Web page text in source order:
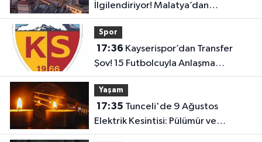
İlgilendiriyor! Malatya’dan
Bakanlığa “İl Emri” Çağrısı
Spor
17:36
Şov! 15 Futbolcuyla Anlaşma
Sağlandı
Yaşam
17:35
Elektrik Kesintisi: Pülümür ve
Çemişgezek'te Çok Sayıda Yerleşim